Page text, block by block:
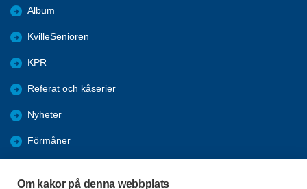
Om kakor på denna webbplats
Album
KvilleSenioren
KPR
Referat och kåserier
Nyheter
Förmåner